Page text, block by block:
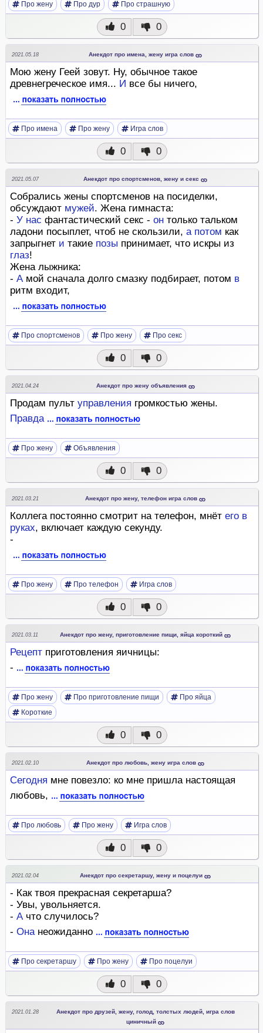
Про жену Про дур Про страшную
0 0
2021.05.18 Анекдот про имена, жену игра слов
Мою жену Геей зовут. Ну, обычное такое
древнегреческое имя... И все бы ничего,
Про имена Про жену Игра слов
0 0
2021.05.07 Анекдот про спортсменов, жену и секс
Собрались жены спортсменов на посиделки,
обсуждают мужей. Жена гимнаста:
- У нас фантастический секс - он только тальком
ладони посыплет, чтоб не скользили, а потом как
запрыгнет и такие позы принимает, что искры из
глаз!
Жена лыжника:
- Амой сначала долго смазку подбирает, потом в
ритм входит,
Про спортсменов Про жену Про секс
0 0
2021.04.24 Анекдот про жену объявления
Продам пульт управления громкостью жены.
Правда
Про жену Объявления
0 0
2021.03.21 Анекдот про жену, телефон игра слов
Коллега постоянно смотрит на телефон, мнёт его в
руках, включает каждую секунду.
-
Про жену Про телефон Игра слов
0 0
2021.03.11 Анекдот про жену, приготовление пищи, яйца короткий
Рецепт приготовления яичницы:
-
Про жену Про приготовление пищи
Про яйца
Короткие
0 0
2021.02.10 Анекдот про любовь, жену игра слов
Сегодня мне повезло: ко мне пришла настоящая
любовь,
Про любовь Про жену Игра слов
0 0
2021.02.04 Анекдот про секретаршу, жену и поцелуи
- Как твоя прекрасная секретарша?
- Увы, увольняется.
- Ачто случилось?
- Онанеожиданно
Про секретаршу Про жену Про поцелуи
0 0
2021.01.28
Анекдот про друзей, жену, голод, толстых людей, игра слов
циничный